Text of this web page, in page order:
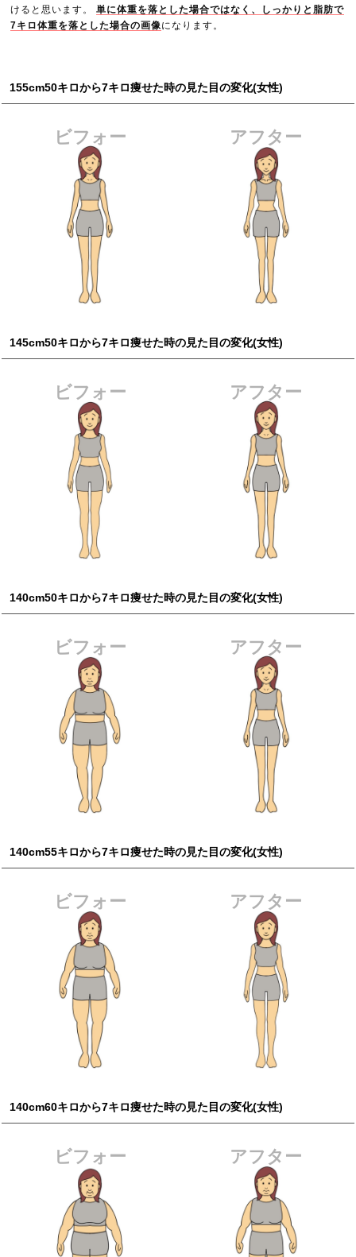
けると思います。単に体重を落とした場合ではなく、しっかりと脂肪で
7キロ体重を落とした場合の画像になります。
155cm50キロから7キロ痩せた時の見た目の変化(女性)
ビフォー アフター
145cm50キロから7キロ痩せた時の見た目の変化(女性)
ビフォー アフター
140cm50キロから7キロ痩せた時の見た目の変化(女性)
ビフォー アフター
140cm55キロから7キロ痩せた時の見た目の変化(女性)
ビフォー アフター
140cm60キロから7キロ痩せた時の見た目の変化(女性)
ビフォー アフター